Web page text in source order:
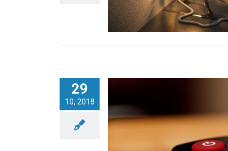
29
10, 2018